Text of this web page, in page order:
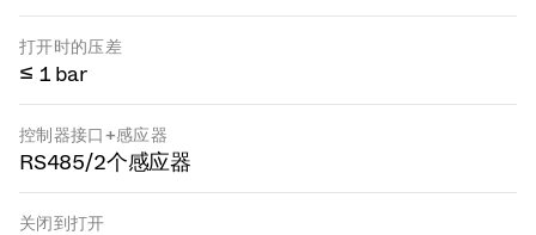
打开时的压差
≤ 1 bar
控制器接口+感应器
RS485/2个感应器
关闭到打开